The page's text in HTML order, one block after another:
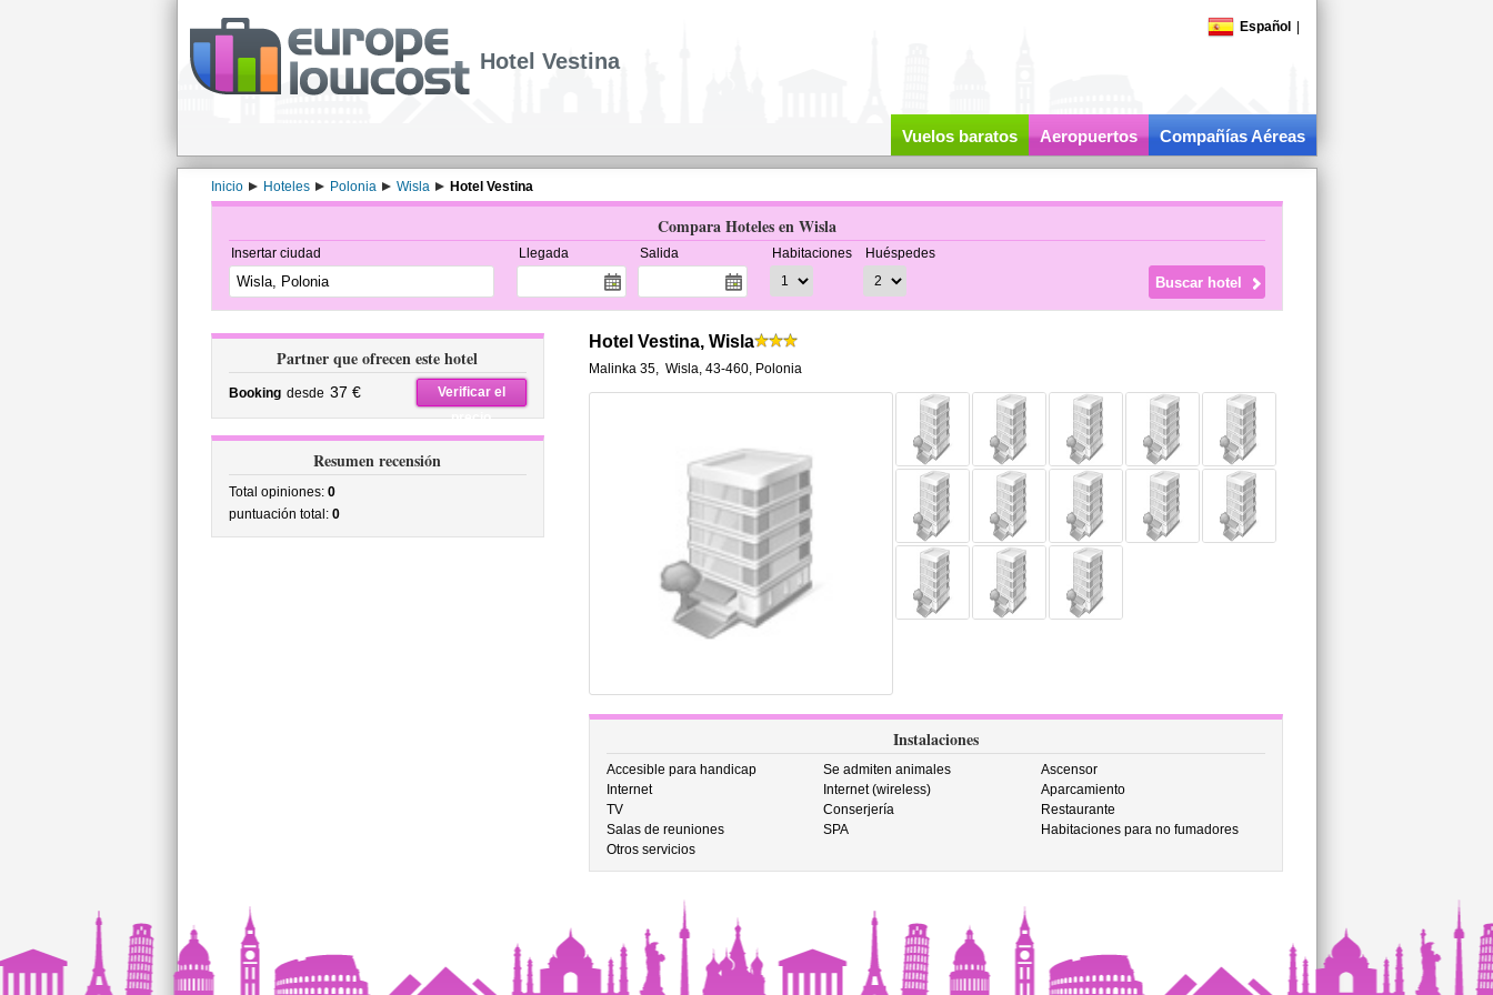
Español
Hotel Vestina
Vuelos baratos Aeropuertos Compañías Aéreas
Inicio Hoteles Polonia Wisla Hotel Vestina
Compara Hoteles en Wisla
Insertar ciudad Llegada Salida Habitaciones Huéspedes
Partner que ofrecen este hotel
Booking desde 37 €
Verificar el
precio
Resumen recensión
Total opiniones: 0
puntuación total: 0
Hotel Vestina, Wisla
Malinka 35, Wisla, 43-460, Polonia
Instalaciones
Accesible para handicap Se admiten animales
Ascensor
Internet
Internet (wireless)
Aparcamiento
TV
Conserjería
Restaurante
Salas de reuniones
SPA
Habitaciones para no fumadores
Otros servicios